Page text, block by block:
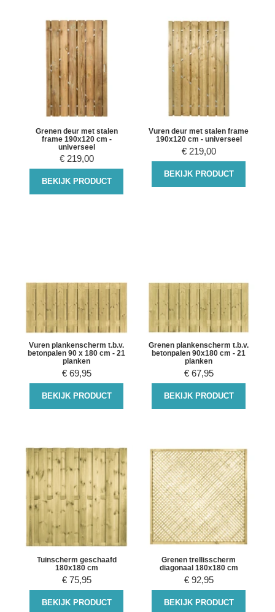
Grenen deur met stalen
frame 190x120 cm -
universeel
€ 219,00
BEKIJK PRODUCT
Vuren deur met stalen frame
190x120 cm - universeel
€ 219,00
BEKIJK PRODUCT
Vuren plankenscherm t.b.v.
betonpalen 90 x 180 cm - 21
planken
€ 69,95
BEKIJK PRODUCT
Grenen plankenscherm t.b.v.
betonpalen 90x180 cm - 21
planken
€ 67,95
BEKIJK PRODUCT
Tuinscherm geschaafd
180x180 cm
€ 75,95
BEKIJK PRODUCT
Grenen trellisscherm
diagonaal 180x180 cm
€ 92,95
BEKIJK PRODUCT